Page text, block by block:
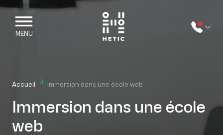
Skip to main content
Mobile navigation
MENU
Accueil Immersion dans une école web
Immersion dans une école
web